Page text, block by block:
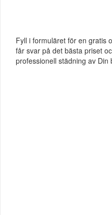
Fyll i formuläret för en gratis
får svar på det bästa priset
professionell städning av